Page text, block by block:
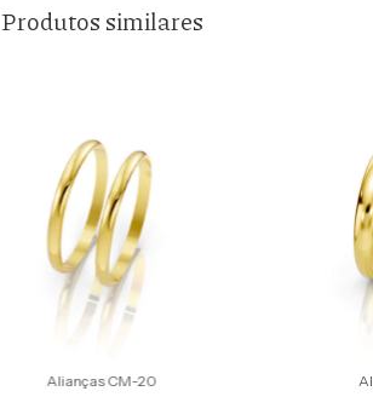
Produtos similares
Alianças CM-20